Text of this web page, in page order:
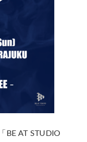
BE AT STUDIO